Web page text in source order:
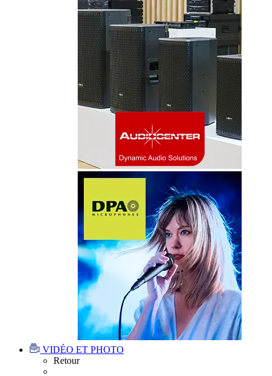
VIDÉO ET PHOTO
Retour